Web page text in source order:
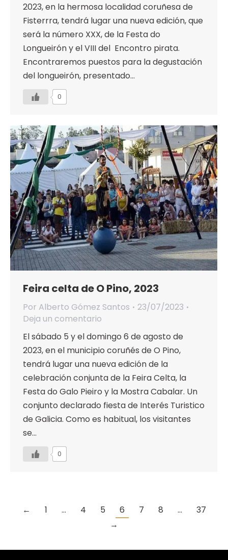
2023, en la hermosa localidad coruñesa de
Fisterrra, tendrá lugar una nueva edición, que
será la número XXX, de la Festa do
Longueirón y el VIII del Encontro pirata.
Encontraremos puestos para la degustación
del longueirón, presentado…
0
Feira celta de O Pino, 2023
Por Alberto Gómez Santos
23/07/2023
Deja un comentario
El sábado 5 y el domingo 6 de agosto de
2023, en el municipio coruñés de O Pino,
tendrá lugar una nueva edición de la
celebración conjunta de la Feira Celta, la
Festa do Galo Pieiro y la Mostra Cabalar. Un
conjunto declarado fiesta de Interés Turistico
de Galicia. Como es habitual, los visitantes
se…
0
← 1 … 4 5 6 7 8 …
37
→